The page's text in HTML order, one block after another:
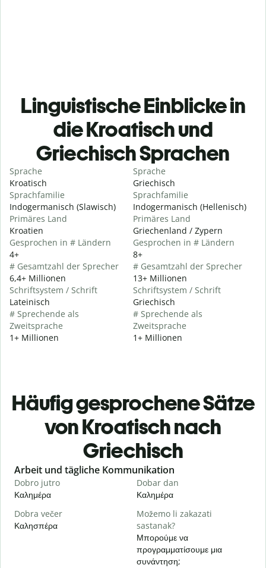
Linguistische Einblicke in
die Kroatisch und
Griechisch Sprachen
Sprache
Kroatisch
Sprachfamilie
Indogermanisch (Slawisch)
Primäres Land
Kroatien
Gesprochen in # Ländern
4+
# Gesamtzahl der Sprecher
6,4+ Millionen
Schriftsystem / Schrift
Lateinisch
# Sprechende als
Zweitsprache
1+ Millionen
Sprache
Griechisch
Sprachfamilie
Indogermanisch (Hellenisch)
Primäres Land
Griechenland / Zypern
Gesprochen in # Ländern
8+
# Gesamtzahl der Sprecher
13+ Millionen
Schriftsystem / Schrift
Griechisch
# Sprechende als
Zweitsprache
1+ Millionen
Häufig gesprochene Sätze
von Kroatisch nach
Griechisch
Slide 1 of 6
Arbeit und tägliche Kommunikation
Dobro jutro
Καλημέρα
Dobar dan
Καλημέρα
Dobra večer
Καλησπέρα
Možemo li zakazati
sastanak?
Μπορούμε να
προγραμματίσουμε μια
συνάντηση;